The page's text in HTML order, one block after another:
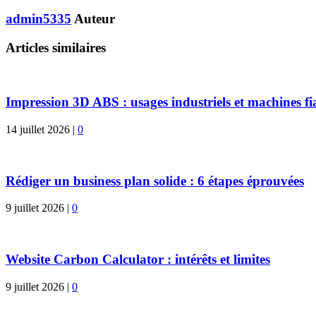
admin5335 Auteur
Articles similaires
Impression 3D ABS : usages industriels et machines
14 juillet 2026 | 0
Rédiger un business plan solide : 6 étapes éprouvées
9 juillet 2026 | 0
Website Carbon Calculator : intérêts et limites
9 juillet 2026 | 0